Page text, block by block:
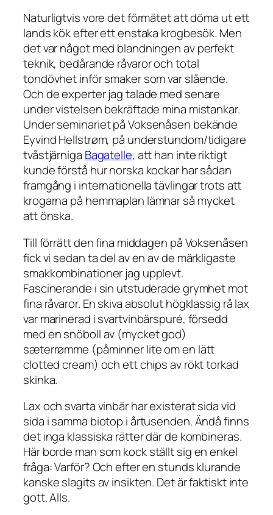
Naturligtvis vore det förmätet att döma ut ett
lands kök efter ett enstaka krogbesök. Men
det var något med blandningen av perfekt
teknik, bedårande råvaror och total
tondövhet inför smaker som var slående.
Och de experter jag talade med senare
under vistelsen bekräftade mina mistankar.
Under seminariet på Voksenåsen bekände
Eyvind Hellstrøm, på understundom/tidigare
tvåstjärniga Bagatelle, att han inte riktigt
kunde förstå hur norska kockar har sådan
framgång i internationella tävlingar trots att
krogarna på hemmaplan lämnar så mycket
att önska.
Till förrätt den fina middagen på Voksenåsen
fick vi sedan ta del av en av de märkligaste
smakkombinationer jag upplevt.
Fascinerande i sin utstuderade grymhet mot
fina råvaror. En skiva absolut högklassig rå lax
var marinerad i svartvinbärspuré, försedd
med en snöboll av (mycket god)
sæterrømme (påminner lite om en lätt
clotted cream) och ett chips av rökt torkad
skinka.
Lax och svarta vinbär har existerat sida vid
sida i samma biotop i årtusenden. Ändå finns
det inga klassiska rätter där de kombineras.
Här borde man som kock ställt sig en enkel
fråga: Varför? Och efter en stunds klurande
kanske slagits av insikten. Det är faktiskt inte
gott. Alls.